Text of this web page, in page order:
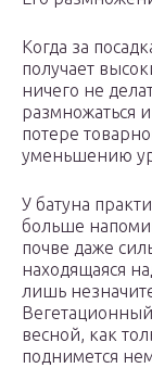
Когда за
получает
ничего не
размножаться
потере
уменьшению
У батуна
больше
почве даже
находящаяся
лишь
весной, как
поднимется